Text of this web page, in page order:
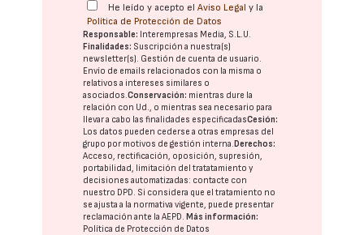
He leído y acepto elAviso Legal y la
Política de Protección de Datos
Responsable: Interempresas Media, S.L.U.
Finalidades: Suscripción a nuestra(s)
newsletter(s). Gestión de cuenta de usuario.
Envío de emails relacionados con la misma o
relativos a intereses similares o
asociados.Conservación: mientras dure la
relación con Ud., o mientras sea necesario para
llevar a cabo las finalidades especificadasCesión:
Los datos pueden cederse a otras empresas del
grupo por motivos de gestión interna.Derechos:
Acceso, rectificación, oposición, supresión,
portabilidad, limitación del tratatamiento y
decisiones automatizadas: contacte con
nuestro DPD. Si considera que el tratamiento no
se ajusta a la normativa vigente, puede presentar
reclamación ante laAEPD.Más información:
Política de Protección de Datos